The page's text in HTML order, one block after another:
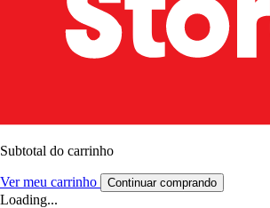
Subtotal do carrinho
Ver meu carrinho Continuar comprando
Loading...